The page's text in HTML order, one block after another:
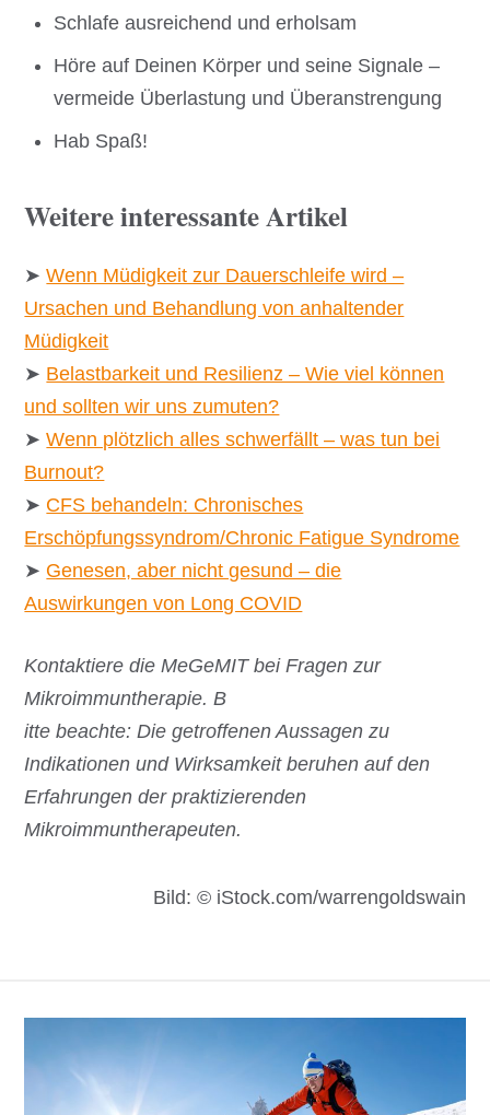
Schlafe ausreichend und erholsam
Höre auf Deinen Körper und seine Signale –
vermeide Überlastung und Überanstrengung
Hab Spaß!
Weitere interessante Artikel
➤Wenn Müdigkeit zur Dauerschleife wird –
Ursachen und Behandlung von anhaltender
Müdigkeit
➤ Belastbarkeit und Resilienz – Wie viel können
und sollten wir uns zumuten?
➤Wenn plötzlich alles schwerfällt – was tun bei
Burnout?
➤ CFS behandeln: Chronisches
Erschöpfungssyndrom/Chronic Fatigue Syndrome
➤ Genesen, aber nicht gesund – die
Auswirkungen von Long COVID
Kontaktiere die MeGeMIT bei Fragen zur
Mikroimmuntherapie. B
itte beachte: Die getroffenen Aussagen zu
Indikationen und Wirksamkeit beruhen auf den
Erfahrungen der praktizierenden
Mikroimmuntherapeuten.
Bild: © iStock.com/warrengoldswain